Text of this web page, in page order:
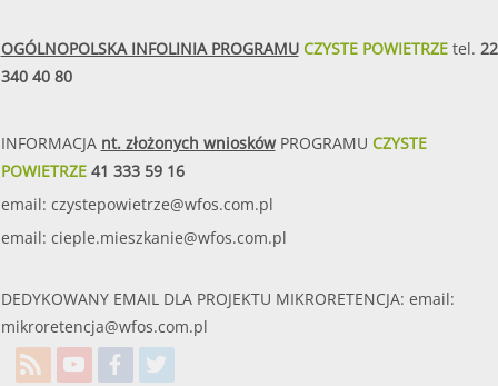
OGÓLNOPOLSKA INFOLINIA PROGRAMUCZYSTE POWIETRZEtel. 22
340 40 80
INFORMACJA nt. złożonych wnioskówPROGRAMU CZYSTE
POWIETRZE41 333 59 16
email: czystepowietrze@wfos.com.pl
email: cieple.mieszkanie@wfos.com.pl
DEDYKOWANY EMAIL DLA PROJEKTU MIKRORETENCJA: email:
mikroretencja@wfos.com.pl